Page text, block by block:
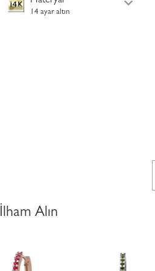
14 ayar altın
İlham Alın